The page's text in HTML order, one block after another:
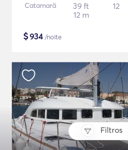
Filtros
Catamarã
39 ft
12 m
12
$934/noite